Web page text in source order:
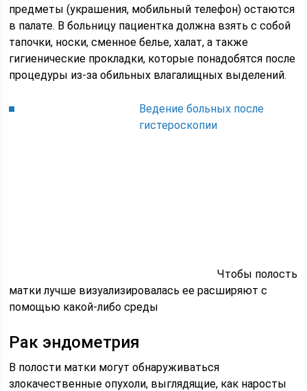
предметы (украшения, мобильный телефон) остаются
в палате. В больницу пациентка должна взять с собой
тапочки, носки, сменное белье, халат, а также
гигиенические прокладки, которые понадобятся после
процедуры из-за обильных влагалищных выделений.
Ведение больных после
гистероскопии
Чтобы полость
матки лучше визуализировалась ее расширяют с
помощью какой-либо среды
Рак эндометрия
В полости матки могут обнаруживаться
злокачественные опухоли, выглядящие, как наросты